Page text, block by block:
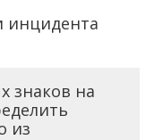
инцидента
знаков на
из